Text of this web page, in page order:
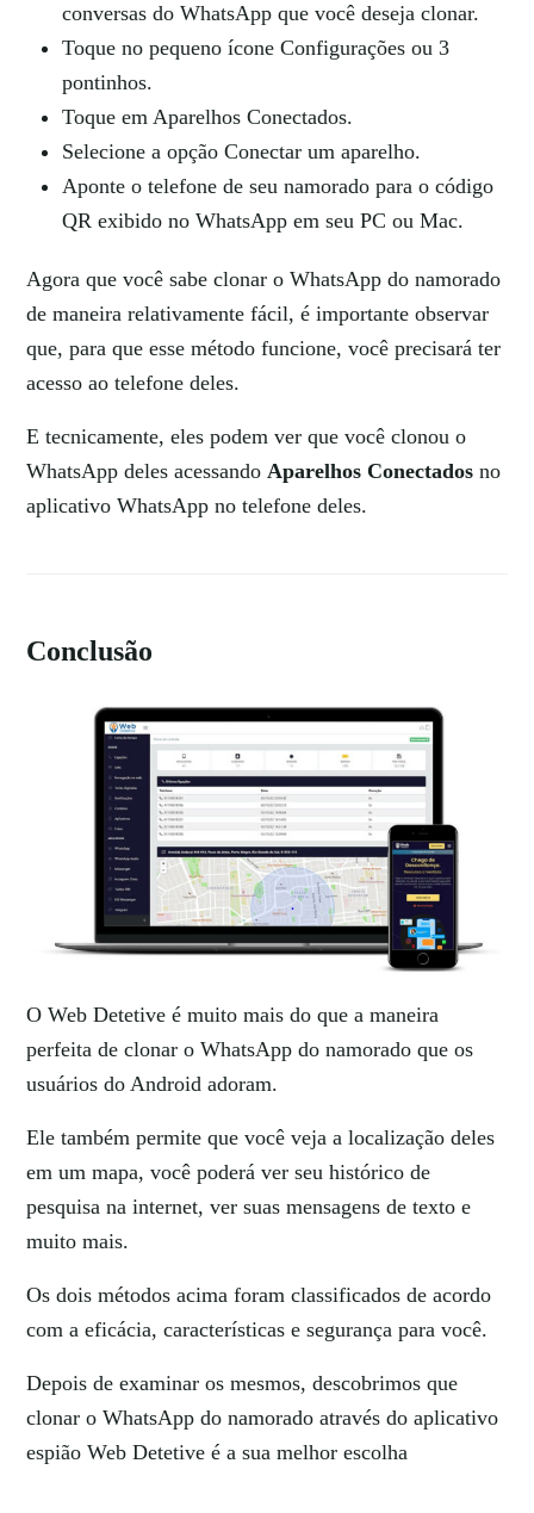
conversas do WhatsApp que você deseja clonar.
Toque no pequeno ícone Configurações ou 3
pontinhos.
Toque em Aparelhos Conectados.
Selecione a opção Conectar um aparelho.
Aponte o telefone de seu namorado para o código
QR exibido no WhatsApp em seu PC ou Mac.
Agora que você sabeclonar o WhatsApp do namorado
de maneira relativamente fácil, é importante observar
que, para que esse método funcione, você precisará ter
acesso ao telefone deles.
E tecnicamente, eles podem ver que você clonou o
WhatsApp deles acessandoAparelhos Conectadosno
aplicativo WhatsApp no ​​telefone deles.
Conclusão
O Web Detetive é muito mais do que a maneira
perfeita de clonar o WhatsApp do namorado que os
usuários do Android adoram.
Ele também permite que você veja a localização deles
em um mapa, você poderá ver seu histórico de
pesquisa na internet, ver suas mensagens de texto e
muito mais.
Os dois métodos acima foram classificados de acordo
com a eficácia, características e segurança para você.
Depois de examinar os mesmos, descobrimos que
clonar o WhatsApp do namorado através do aplicativo
espião Web Detetive é a sua melhor escolha